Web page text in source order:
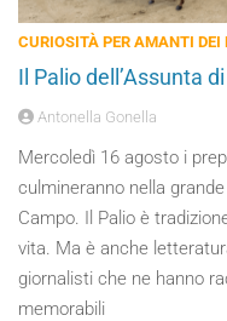
CURIOSITÀ PER AMANTI DEI
Il Palio dell’Assunta
Antonella Gonella
Mercoledì 16 agosto i
culmineranno nella
Campo. Il Palio è
vita. Ma è anche
giornalisti che ne hanno
memorabili